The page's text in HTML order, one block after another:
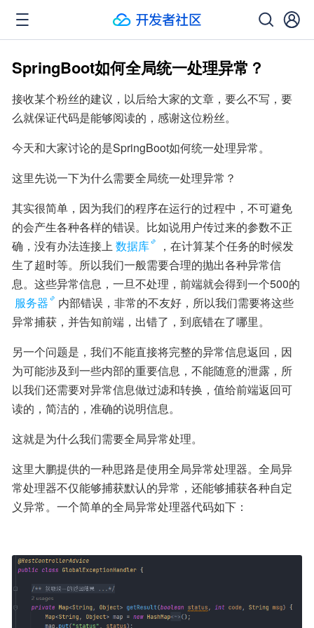
SpringBoot如何全局统一处理异常？
接收某个粉丝的建议，以后给大家的文章，要么不写，要
么就保证代码是能够阅读的，感谢这位粉丝。
今天和大家讨论的是SpringBoot如何统一处理异常。
这里先说一下为什么需要全局统一处理异常？
其实很简单，因为我们的程序在运行的过程中，不可避免
的会产生各种各样的错误。比如说用户传过来的参数不正
确，没有办法连接上 数据库
，在计算某个任务的时候发
生了超时等。所以我们一般需要合理的抛出各种异常信
息。这些异常信息，一旦不处理，前端就会得到一个500的
服务器
内部错误，非常的不友好，所以我们需要将这些
异常捕获，并告知前端，出错了，到底错在了哪里。
另一个问题是，我们不能直接将完整的异常信息返回，因
为可能涉及到一些内部的重要信息，不能随意的泄露，所
以我们还需要对异常信息做过滤和转换，值给前端返回可
读的，简洁的，准确的说明信息。
这就是为什么我们需要全局异常处理。
这里大鹏提供的一种思路是使用全局异常处理器。全局异
常处理器不仅能够捕获默认的异常，还能够捕获各种自定
义异常。一个简单的全局异常处理器代码如下：